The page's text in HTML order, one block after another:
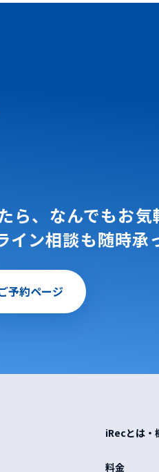
、 なんでもお
イン相談も随時承
予約ページ
iRecとは・
料金